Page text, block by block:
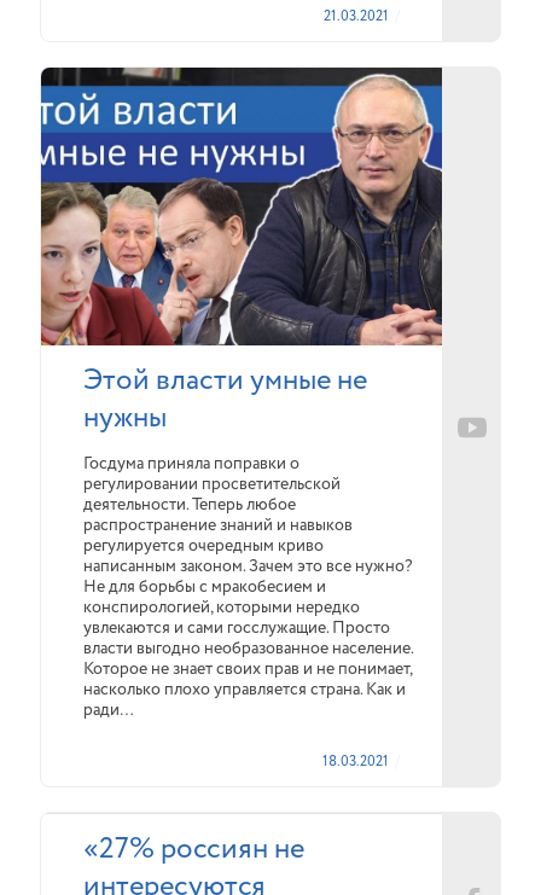
21.03.2021
Этой власти умные не
нужны
Госдума приняла поправки о
регулировании просветительской
деятельности. Теперь любое
распространение знаний и навыков
регулируется очередным криво
написанным законом. Зачем это все нужно?
Не для борьбы с мракобесием и
конспирологией, которыми нередко
увлекаются и сами госслужащие. Просто
власти выгодно необразованное население.
Которое не знает своих прав и не понимает,
насколько плохо управляется страна. Как и
ради…
18.03.2021
«27% россиян не
интересуются